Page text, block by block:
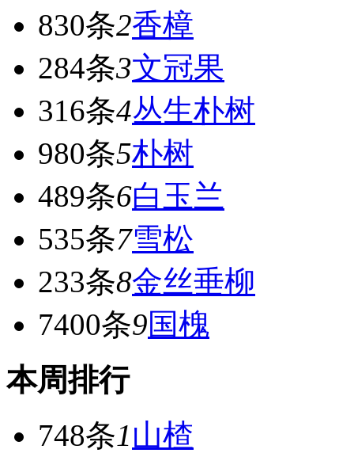
830条2香樟
284条3文冠果
316条4丛生朴树
980条5朴树
489条6白玉兰
535条7雪松
233条8金丝垂柳
7400条9国槐
本周排行
748条1山楂